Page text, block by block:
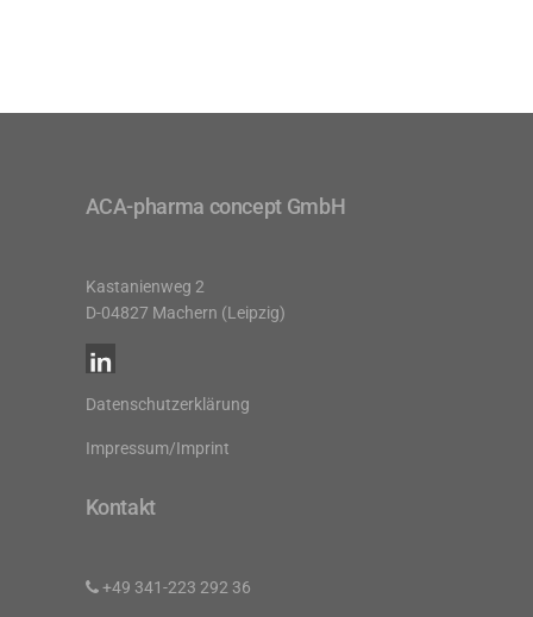
ACA-pharma concept GmbH
Kastanienweg 2
D-04827 Machern (Leipzig)
Datenschutzerklärung
Impressum/Imprint
Kontakt
+49 341-223 292 36